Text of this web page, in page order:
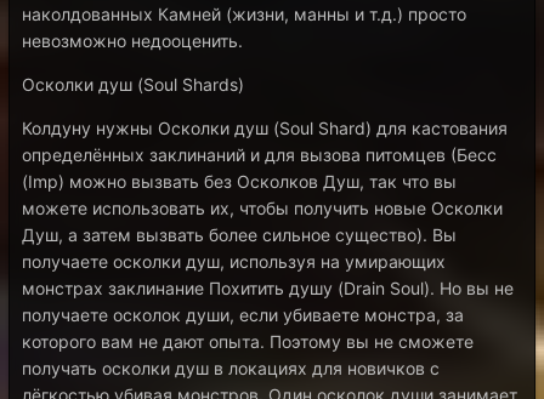
наколдованных Камней (жизни, манны и т.д.) просто
невозможно недооценить.
Осколки душ (Soul Shards)
Колдуну нужны Осколки душ (Soul Shard) для кастования
определённых заклинаний и для вызова питомцев (Бесс
(Imp) можно вызвать без Осколков Душ, так что вы
можете использовать их, чтобы получить новые Осколки
Душ, а затем вызвать более сильное существо). Вы
получаете осколки душ, используя на умирающих
монстрах заклинание Похитить душу (Drain Soul). Но вы не
получаете осколок души, если убиваете монстра, за
которого вам не дают опыта. Поэтому вы не сможете
получать осколки душ в локациях для новичков с